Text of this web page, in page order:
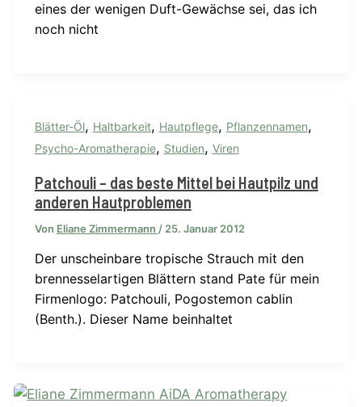
eines der wenigen Duft-Gewächse sei, das ich
noch nicht
Blätter-Öl, Haltbarkeit, Hautpflege, Pflanzennamen,
Psycho-Aromatherapie, Studien, Viren
Patchouli – das beste Mittel bei Hautpilz und
anderen Hautproblemen
Von Eliane Zimmermann / 25. Januar 2012
Der unscheinbare tropische Strauch mit den
brennesselartigen Blättern stand Pate für mein
Firmenlogo: Patchouli, Pogostemon cablin
(Benth.). Dieser Name beinhaltet